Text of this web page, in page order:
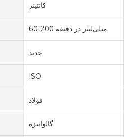
کانتینر
60-200 میلی‌لیتر در دقیقه
جدید
ISO
فولاد
گالوانیزه